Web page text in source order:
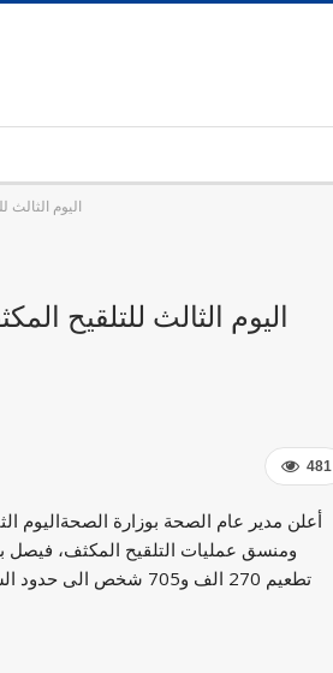
اليوم الثالث للتلقيح
481
أعلن مدير عام الصحة بوزارة الصحة
ومنسق عمليات التلقيح المكثف، فيصل